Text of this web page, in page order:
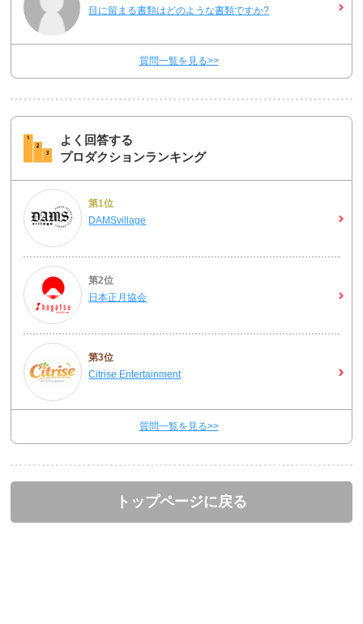
目に留まる書類はどのような書類ですか?
質問一覧を見る>>
よく回答する
プロダクションランキング
第1位
DAMSvillage
第2位
日本正月協会
第3位
Citrise Entertainment
質問一覧を見る>>
トップページに戻る